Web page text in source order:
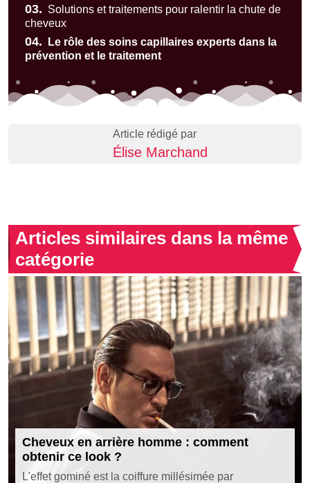
03. Solutions et traitements pour ralentir la chute de
cheveux
04.
Le rôle des soins capillaires experts dans la
prévention et le traitement
Article rédigé par
Élise Marchand
Articles similaires dans la même
catégorie
Cheveux en arrière homme : comment
obtenir ce look ?
L'effet gominé est la coiffure millésimée par